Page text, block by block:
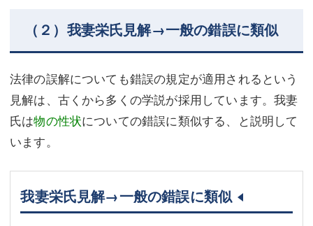
（２）我妻栄氏見解→一般の錯誤に類似
法律の誤解についても錯誤の規定が適用されるという
見解は、古くから多くの学説が採用しています。我妻
氏は物の性状についての錯誤に類似する、と説明して
います。
我妻栄氏見解→一般の錯誤に類似